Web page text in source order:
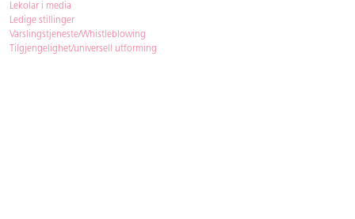
Lekolar i media
Ledige stillinger
Varslingstjeneste/Whistleblowing
Tilgjengelighet/universell utforming